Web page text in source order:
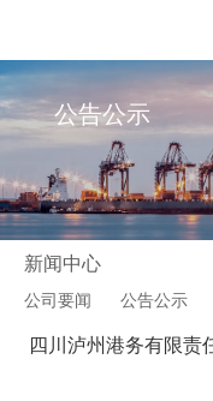
公告公示
新闻中心
公司要闻 公告公示
四川泸州港务有限责